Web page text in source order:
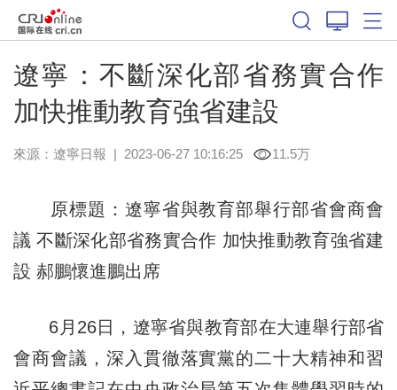
遼寧：不斷深化部省務實合作
加快推動教育強省建設
來源： 遼寧日報 | 2023-06-27 10:16:25 11.5万
原標題：遼寧省與教育部舉行部省會商會
議 不斷深化部省務實合作 加快推動教育強省建
設 郝鵬懷進鵬出席
6月26日，遼寧省與教育部在大連舉行部省
會商會議，深入貫徹落實黨的二十大精神和習